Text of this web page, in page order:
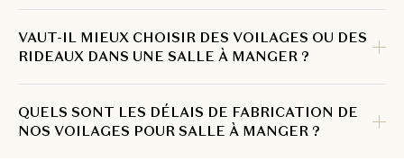
VAUT-IL MIEUX CHOISIR DES VOILAGES OU DES
RIDEAUX DANS UNE SALLE À MANGER ?
QUELS SONT LES DÉLAIS DE FABRICATION DE
NOS VOILAGES POUR SALLE À MANGER ?